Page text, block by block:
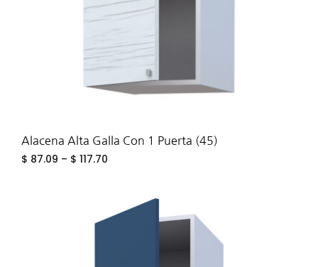
Alacena Alta Galla Con 1 Puerta (45)
$ 87.09 – $ 117.70